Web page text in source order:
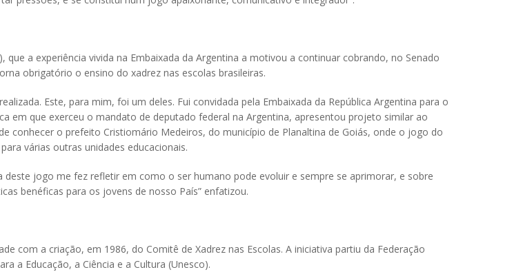
a experiência vivida na Embaixada da Argentina a motivou a continuar cobrando, no Senado
obrigatório o ensino do xadrez nas escolas brasileiras.
Este, para mim, foi um deles. Fui convidada pela Embaixada da República Argentina para o
em que exerceu o mandato de deputado federal na Argentina, apresentou projeto similar ao
conhecer o prefeito Cristiomário Medeiros, do município de Planaltina de Goiás, onde o jogo do
várias outras unidades educacionais.
jogo me fez refletir em como o ser humano pode evoluir e sempre se aprimorar, e sobre
benéficas para os jovens de nosso País” enfatizou.
com a criação, em 1986, do Comitê de Xadrez nas Escolas. A iniciativa partiu da Federação
a Educação, a Ciência e a Cultura (Unesco).